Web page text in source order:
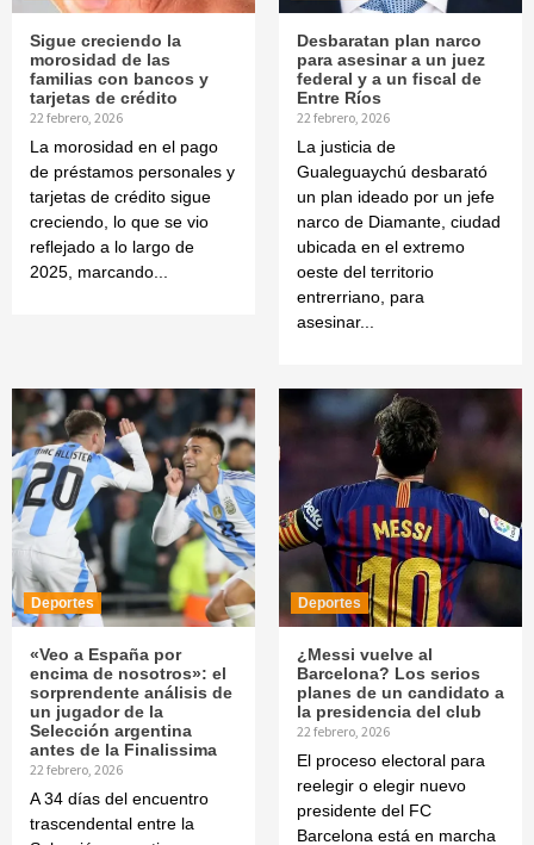
Sigue creciendo la
morosidad de las
familias con bancos y
tarjetas de crédito
22 febrero, 2026
La morosidad en el pago
de préstamos personales y
tarjetas de crédito sigue
creciendo, lo que se vio
reflejado a lo largo de
2025, marcando...
Desbaratan plan narco
para asesinar a un juez
federal y a un fiscal de
Entre Ríos
22 febrero, 2026
La justicia de
Gualeguaychú desbarató
un plan ideado por un jefe
narco de Diamante, ciudad
ubicada en el extremo
oeste del territorio
entrerriano, para
asesinar...
Deportes
«Veo a España por
encima de nosotros»: el
sorprendente análisis de
un jugador de la
Selección argentina
antes de la Finalissima
22 febrero, 2026
A 34 días del encuentro
trascendental entre la
Deportes
¿Messi vuelve al
Barcelona? Los serios
planes de un candidato a
la presidencia del club
22 febrero, 2026
El proceso electoral para
reelegir o elegir nuevo
presidente del FC
Barcelona está en marcha